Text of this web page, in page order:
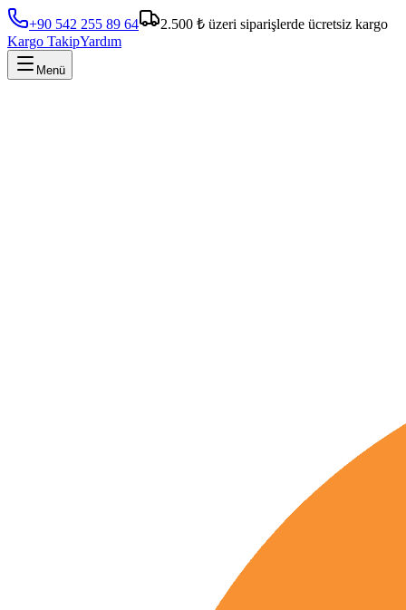
+90 542 255 89 64
2.500 ₺ üzeri siparişlerde ücretsiz kargo
Kargo TakipYardım
Menü